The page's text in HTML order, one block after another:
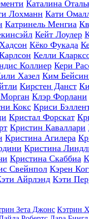
Каталина
Лохманн Кати
Катринель Менгиа
Кейт Лоулер
Кёко Фукада
Келли
Коллиер Кери
Хазел Ким
Кирстен Данст
Клэр Форлани
Кокс Криси
Кристал Форскат
Кристин Каваллари
Кристина Агилера
Кристина
Кристина Скаббиа
Свейнпол Кэрен
Айрлэнд Кэти
Зета Джонс Кэтрин